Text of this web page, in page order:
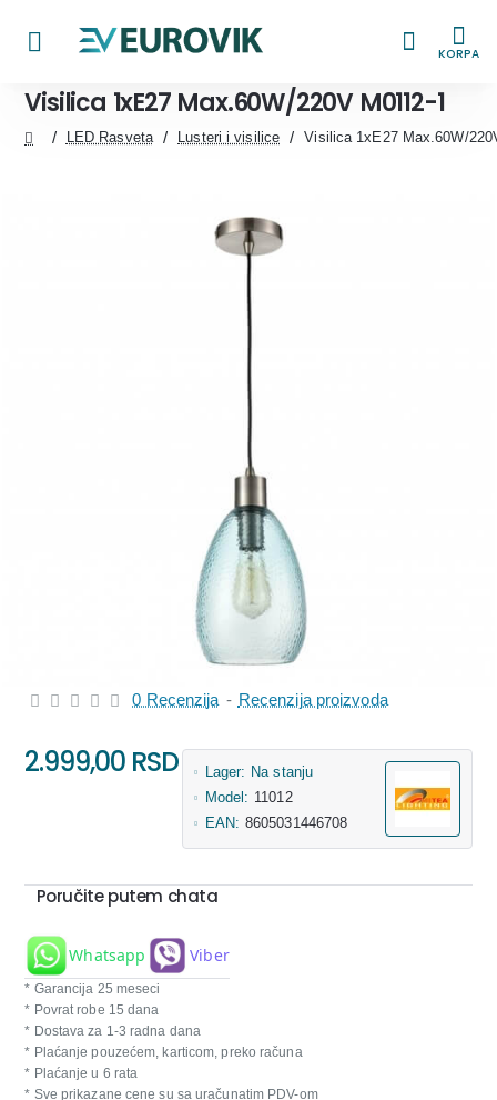
KORPA
Visilica 1xE27 Max.60W/220V M0112-1
LED Rasveta Lusteri i visilice Visilica 1xE27 Max.60W/
0 Recenzija - Recenzija proizvoda
2.999,00 RSD Lager: Na stanju
Model: 11012
EAN: 8605031446708
Poručite putem chata
Whatsapp Viber
* Garancija 25 meseci
* Povrat robe 15 dana
* Dostava za 1-3 radna dana
* Plaćanje pouzećem, karticom, preko računa
* Plaćanje u 6 rata
* Sve prikazane cene su sa uračunatim PDV-om